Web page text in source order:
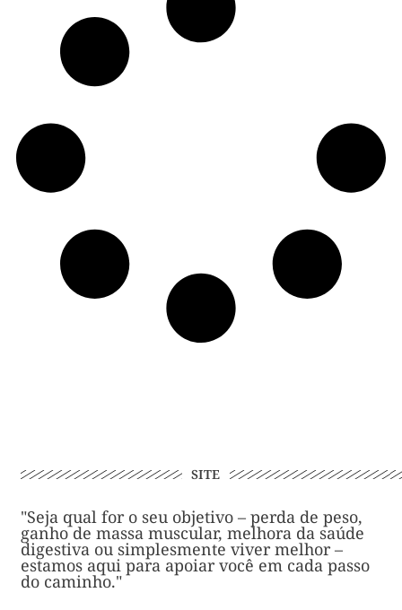
SITE
"Seja qual for o seu objetivo – perda de peso,
ganho de massa muscular, melhora da saúde
digestiva ou simplesmente viver melhor –
estamos aqui para apoiar você em cada passo
do caminho."